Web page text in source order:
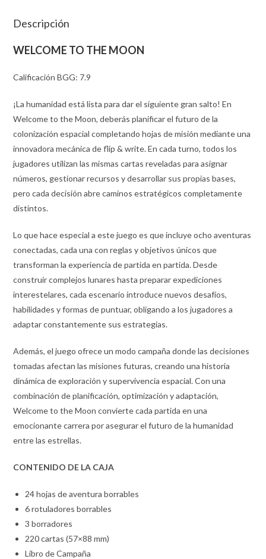
Descripción
WELCOME TO THE MOON
Calificación BGG: 7.9
¡La humanidad está lista para dar el siguiente gran salto! En
Welcome to the Moon, deberás planificar el futuro de la
colonización espacial completando hojas de misión mediante una
innovadora mecánica de flip & write. En cada turno, todos los
jugadores utilizan las mismas cartas reveladas para asignar
números, gestionar recursos y desarrollar sus propias bases,
pero cada decisión abre caminos estratégicos completamente
distintos.
Lo que hace especial a este juego es que incluye ocho aventuras
conectadas, cada una con reglas y objetivos únicos que
transforman la experiencia de partida en partida. Desde
construir complejos lunares hasta preparar expediciones
interestelares, cada escenario introduce nuevos desafíos,
habilidades y formas de puntuar, obligando a los jugadores a
adaptar constantemente sus estrategias.
Además, el juego ofrece un modo campaña donde las decisiones
tomadas afectan las misiones futuras, creando una historia
dinámica de exploración y supervivencia espacial. Con una
combinación de planificación, optimización y adaptación,
Welcome to the Moon convierte cada partida en una
emocionante carrera por asegurar el futuro de la humanidad
entre las estrellas.
CONTENIDO DE LA CAJA
24 hojas de aventura borrables
6 rotuladores borrables
3 borradores
220 cartas (57×88 mm)
Libro de Campaña